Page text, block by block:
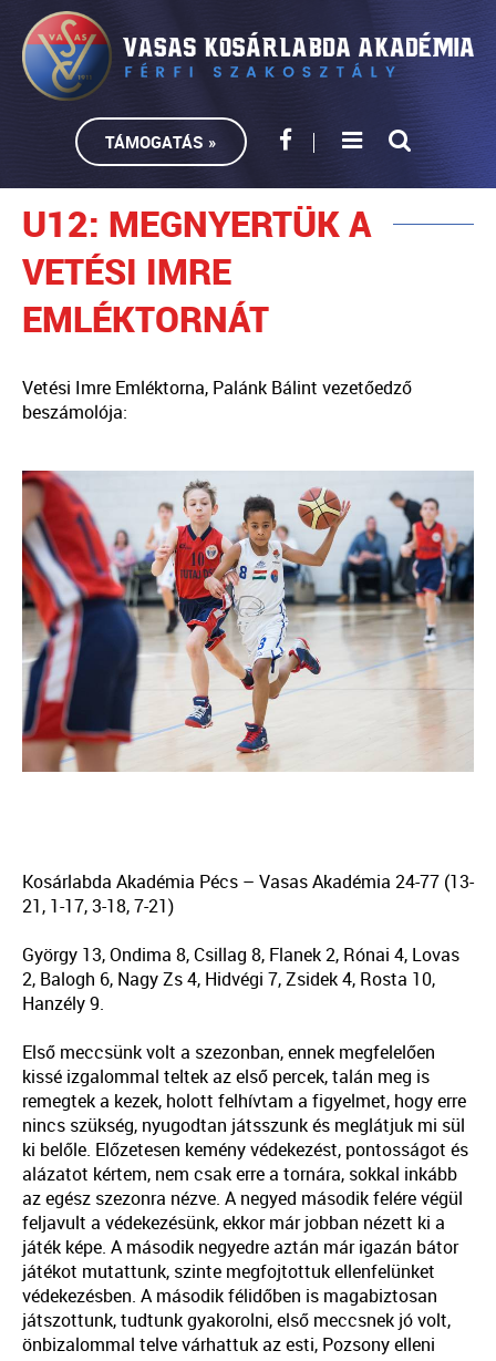
TÁMOGATÁS »
U12: MEGNYERTÜK A
VETÉSI IMRE
EMLÉKTORNÁT
Vetési Imre Emléktorna, Palánk Bálint vezetőedző
beszámolója:
Kosárlabda Akadémia Pécs – Vasas Akadémia 24-77 (13-
21, 1-17, 3-18, 7-21)
György 13, Ondima 8, Csillag 8, Flanek 2, Rónai 4, Lovas
2, Balogh 6, Nagy Zs 4, Hidvégi 7, Zsidek 4, Rosta 10,
Hanzély 9.
Első meccsünk volt a szezonban, ennek megfelelően
kissé izgalommal teltek az első percek, talán meg is
remegtek a kezek, holott felhívtam a figyelmet, hogy erre
nincs szükség, nyugodtan játsszunk és meglátjuk mi sül
ki belőle. Előzetesen kemény védekezést, pontosságot és
alázatot kértem, nem csak erre a tornára, sokkal inkább
az egész szezonra nézve. A negyed második felére végül
feljavult a védekezésünk, ekkor már jobban nézett ki a
játék képe. A második negyedre aztán már igazán bátor
játékot mutattunk, szinte megfojtottuk ellenfelünket
védekezésben. A második félidőben is magabiztosan
játszottunk, tudtunk gyakorolni, első meccsnek jó volt,
önbizalommal telve várhattuk az esti, Pozsony elleni